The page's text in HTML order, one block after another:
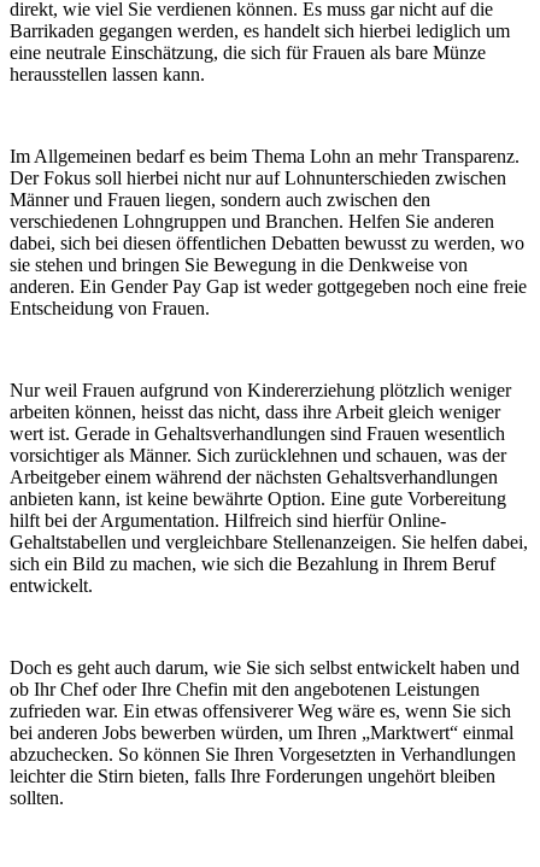
direkt, wie viel Sie verdienen können. Es muss gar nicht auf die
Barrikaden gegangen werden, es handelt sich hierbei lediglich um
eine neutrale Einschätzung, die sich für Frauen als bare Münze
herausstellen lassen kann.
Im Allgemeinen bedarf es beim Thema Lohn an mehr Transparenz.
Der Fokus soll hierbei nicht nur auf Lohnunterschieden zwischen
Männer und Frauen liegen, sondern auch zwischen den
verschiedenen Lohngruppen und Branchen. Helfen Sie anderen
dabei, sich bei diesen öffentlichen Debatten bewusst zu werden, wo
sie stehen und bringen Sie Bewegung in die Denkweise von
anderen. Ein Gender Pay Gap ist weder gottgegeben noch eine freie
Entscheidung von Frauen.
Nur weil Frauen aufgrund von Kindererziehung plötzlich weniger
arbeiten können, heisst das nicht, dass ihre Arbeit gleich weniger
wert ist. Gerade in Gehaltsverhandlungen sind Frauen wesentlich
vorsichtiger als Männer. Sich zurücklehnen und schauen, was der
Arbeitgeber einem während der nächsten Gehaltsverhandlungen
anbieten kann, ist keine bewährte Option. Eine gute Vorbereitung
hilft bei der Argumentation. Hilfreich sind hierfür Online-
Gehaltstabellen und vergleichbare Stellenanzeigen. Sie helfen dabei,
sich ein Bild zu machen, wie sich die Bezahlung in Ihrem Beruf
entwickelt.
Doch es geht auch darum, wie Sie sich selbst entwickelt haben und
ob Ihr Chef oder Ihre Chefin mit den angebotenen Leistungen
zufrieden war. Ein etwas offensiverer Weg wäre es, wenn Sie sich
bei anderen Jobs bewerben würden, um Ihren „Marktwert“ einmal
abzuchecken. So können Sie Ihren Vorgesetzten in Verhandlungen
leichter die Stirn bieten, falls Ihre Forderungen ungehört bleiben
sollten.